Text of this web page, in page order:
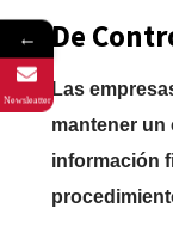
De
Las
mantener
información
←
Newsleatter